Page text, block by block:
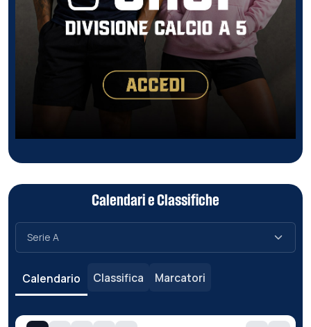
Calendari e Classifiche
Calendario Classifica Marcatori